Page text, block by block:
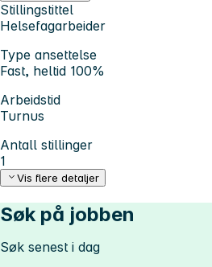
Stillingstittel
Helsefagarbeider
Type ansettelse
Fast, heltid 100%
Arbeidstid
Turnus
Antall stillinger
1
Vis flere detaljer
Søk på jobben
Søk senest i dag